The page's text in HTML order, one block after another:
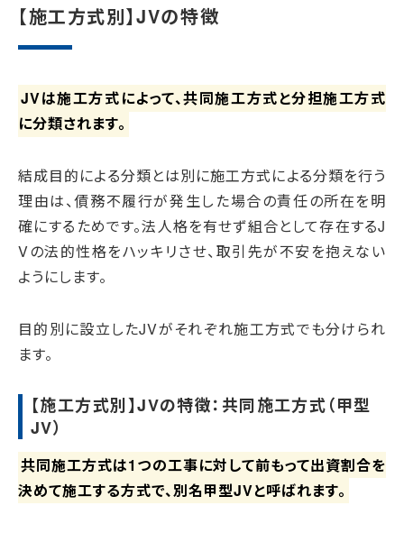
【施工方式別】JVの特徴
JVは施工方式によって、共同施工方式と分担施工方式
に分類されます。
結成目的による分類とは別に施工方式による分類を行う
理由は、債務不履行が発生した場合の責任の所在を明
確にするためです。法人格を有せず組合として存在するJ
Vの法的性格をハッキリさせ、取引先が不安を抱えない
ようにします。
目的別に設立したJVがそれぞれ施工方式でも分けられ
ます。
【施工方式別】JVの特徴：共同施工方式（甲型
JV）
共同施工方式は1つの工事に対して前もって出資割合を
決めて施工する方式で、別名甲型JVと呼ばれます。